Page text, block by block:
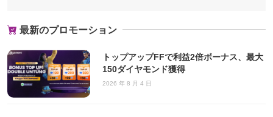
最新のプロモーション
トップアップFFで利益2倍ボーナス、最大
150ダイヤモンド獲得
2026 年 8 月 4 日